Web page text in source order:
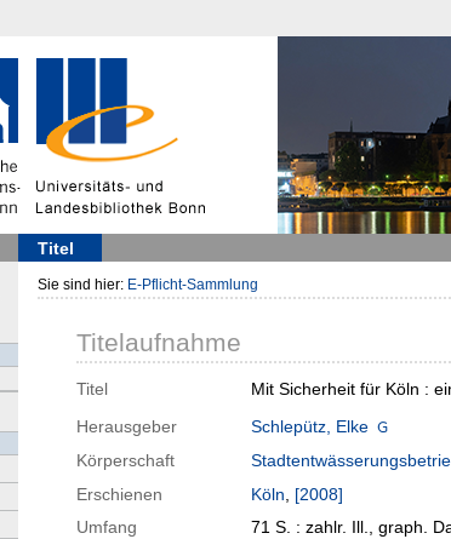
Titel
Sie sind hier: E-Pflicht-Sammlung
Titelaufnahme
Titel
Mit Sicherheit für Köln :
Herausgeber
Schlepütz, Elke
Körperschaft
Erschienen
Köln, [2008]
Umfang
71 S. : zahlr. Ill., graph.